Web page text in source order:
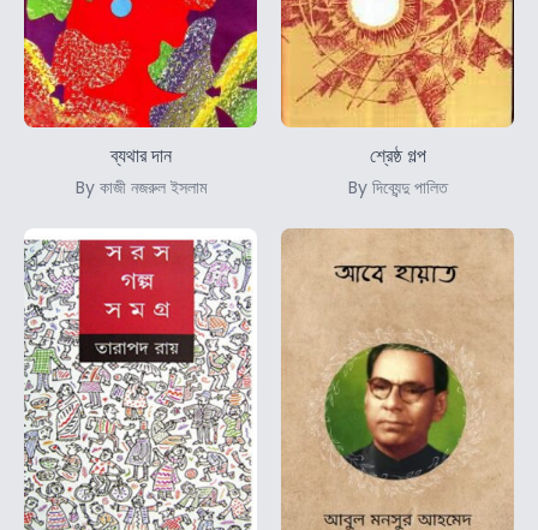
ব্যথার দান
By কাজী নজরুল ইসলাম
শ্রেষ্ঠ গল্প
By দিব্যেন্দু পালিত